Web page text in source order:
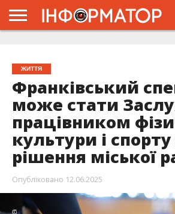
ЖИТТЯ
Франківський
може стати
працівником
культури і
рішення міської
Опубліковано 12.06.2025